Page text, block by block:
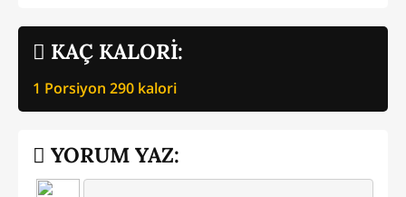
KAÇ KALORİ:
1 Porsiyon 290 kalori
YORUM YAZ: